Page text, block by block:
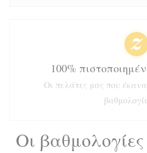
Οι
100%
Οι πελάτες μας που